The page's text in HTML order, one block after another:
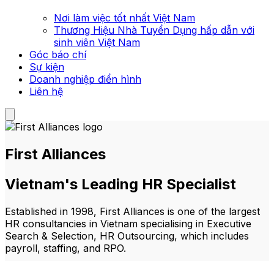
Nơi làm việc tốt nhất Việt Nam
Thương Hiệu Nhà Tuyển Dụng hấp dẫn với
sinh viên Việt Nam
Góc báo chí
Sự kiện
Doanh nghiệp điển hình
Liên hệ
First Alliances
Vietnam's Leading HR Specialist
Established in 1998, First Alliances is one of the largest
HR consultancies in Vietnam specialising in Executive
Search & Selection, HR Outsourcing, which includes
payroll, staffing, and RPO.